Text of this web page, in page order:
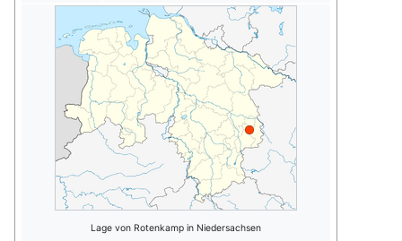
Lage von Rotenkamp in Niedersachsen